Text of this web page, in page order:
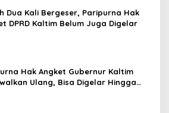
Dua Kali Bergeser, Paripurna Hak
DPRD Kaltim Belum Juga Digelar
Hak Angket Gubernur Kaltim
Ulang, Bisa Digelar Hingga